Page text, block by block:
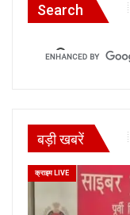
Search
बड़ी खबरें
क्राइम LIVE